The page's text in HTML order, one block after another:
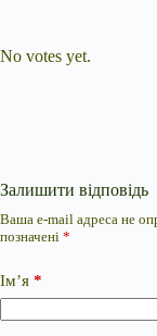
No votes yet.
Залишити відповідь
Ваша e-mail адреса не
позначені *
Ім’я *